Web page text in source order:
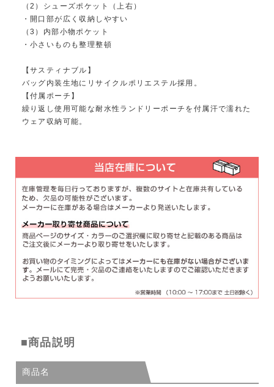
（2）シューズポケット（上右）
・開口部が広く収納しやすい
（3）内部小物ポケット
・小さいものも整理整頓
【サスティナブル】
バッグ内装生地にリサイクルポリエステル採用。
【付属ポーチ】
繰り返し使用可能な耐水性ランドリーポーチを付属汗で濡れた
ウェア収納可能。
■商品説明
商品名